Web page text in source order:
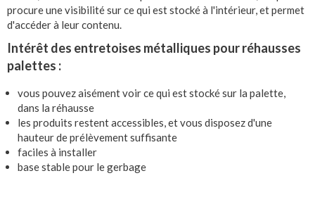
procure une visibilité sur ce qui est stocké à l'intérieur, et permet
d'accéder à leur contenu.
Intérêt des entretoises métalliques pour réhausses
palettes :
vous pouvez aisément voir ce qui est stocké sur la palette,
dans la réhausse
les produits restent accessibles, et vous disposez d'une
hauteur de prélèvement suffisante
faciles à installer
base stable pour le gerbage